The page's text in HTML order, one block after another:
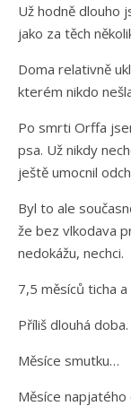
Už hodně dlouho
jako za těch
Doma relativně
kterém nikdo
Po smrti Orffa
psa. Už nikdy
ještě umocnil
Byl to ale
že bez vlkodava
nedokážu, nechci.
7,5 měsíců ticha
Příliš dlouhá doba.
Měsíce smutku…
Měsíce napjatého